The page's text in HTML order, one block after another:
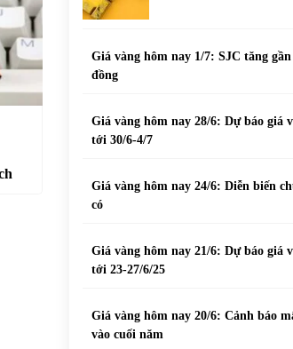
Giá vàng hôm nay 1/7: SJC tăng
đồng
Giá vàng hôm nay 28/6: Dự báo giá
tới 30/6-4/7
Giá vàng hôm nay 24/6: Diễn biến
có
Giá vàng hôm nay 21/6: Dự báo giá
tới 23-27/6/25
Giá vàng hôm nay 20/6: Cảnh báo
vào cuối năm